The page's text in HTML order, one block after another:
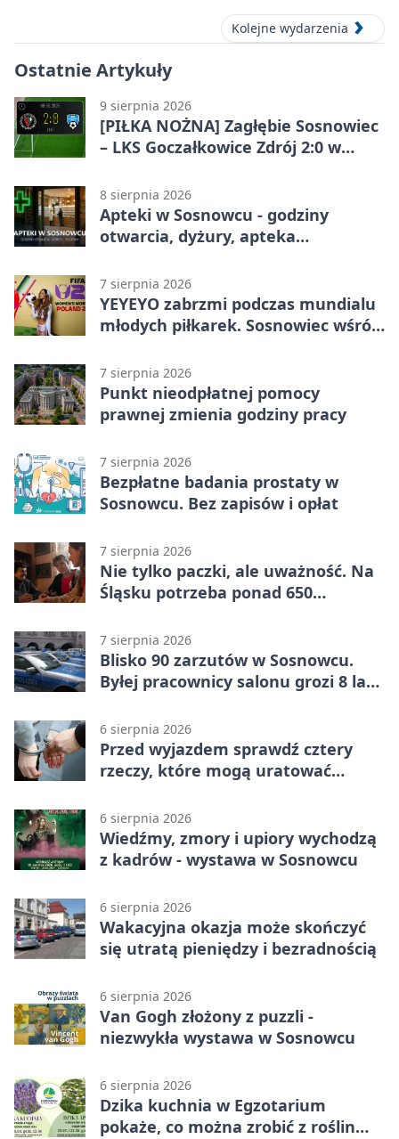
Kolejne wydarzenia
Ostatnie Artykuły
9 sierpnia 2026
[PIŁKA NOŻNA] Zagłębie Sosnowiec
– LKS Goczałkowice Zdrój 2:0 w
gospodarze z ważnym
zwycięstwem
8 sierpnia 2026
Apteki w Sosnowcu - godziny
otwarcia, dyżury, apteka
7 sierpnia 2026
YEYEYO zabrzmi podczas mundialu
młodych piłkarek. Sosnowiec wśród
7 sierpnia 2026
Punkt nieodpłatnej pomocy
prawnej zmienia godziny pracy
7 sierpnia 2026
Bezpłatne badania prostaty w
Sosnowcu. Bez zapisów i opłat
7 sierpnia 2026
Nie tylko paczki, ale uważność. Na
Śląsku potrzeba ponad 650
7 sierpnia 2026
Blisko 90 zarzutów w Sosnowcu.
Byłej pracownicy salonu grozi 8 lat
6 sierpnia 2026
Przed wyjazdem sprawdź cztery
rzeczy, które mogą uratować
6 sierpnia 2026
Wiedźmy, zmory i upiory wychodzą
z kadrów - wystawa w Sosnowcu
6 sierpnia 2026
Wakacyjna okazja może skończyć
się utratą pieniędzy i bezradnością
6 sierpnia 2026
Van Gogh złożony z puzzli -
niezwykła wystawa w Sosnowcu
6 sierpnia 2026
Dzika kuchnia w Egzotarium
pokaże, co można zrobić z roślin